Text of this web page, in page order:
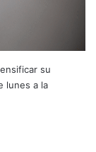
su
lunes a la